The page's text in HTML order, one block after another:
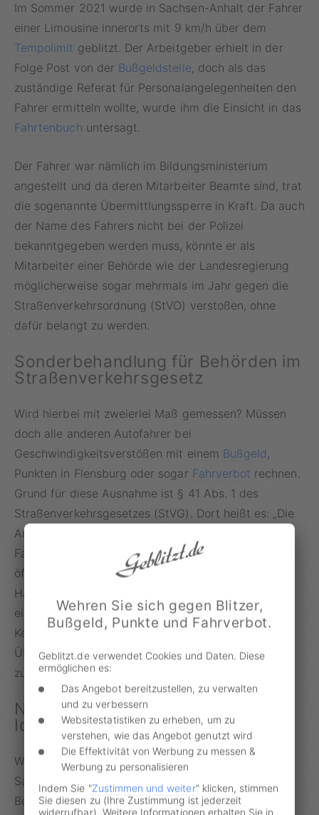
Im Sommer 2021 wurde in Sachsen-Anhalt der Fahrer
einer Limousine innerorts mit 9 km/h über dem
Tempolimit geblitzt. Der Arbeitgeber erhielt in der
Folge Post von der Bußgeldstelle, doch als das
zuständige Referat für Personalangelegenheiten den
Fahrer ermitteln wollte, wurde ihm die Einsicht in das
Fahrtenbuch untersagt.
Der Fahrer war nämlich im Bildungsministerium
angestellt und da deren Mitarbeiter Beamte sind, trat
die sogenannte Übermittlungssperre in Kraft. Da auch
der Name des Fahrers nicht bei der Polizei
bekanntgegeben werden muss, könnte er als
Mitarbeiter einer Behörde wie der Landesregierung
möglicherweise sogar mehrmals im Jahr gegen die
Straßenverkehrsordnung (StVO) verstoßen, ohne
dafür belangt zu werden.
Sonderbehandlung für Behörden im
Straßenverkehrsgesetz
Wird hierbei mit zweierlei Maß gemessen? Müssen
doch alle anderen Autofahrer bei
Geschwindigkeitsverstößen mit einem Bußgeld ,
Punkten in Flensburg oder sogar Fahrverbot rechnen.
Grund für diese Ausnahme ist § 41 Abs. 1 des
Straßenverkehrsgesetzes (StVG). Dort heißt es: „Die
Anordnung von Übermittlungssperren in den
Fahrzeugregistern ist zulässig, wenn erhebliche
öffentliche Interessen gegen die Offenbarung der
Halterdaten bestehen.“ Nur wenn laut Abs. 3 StVG
ein überwiegendes öffentliches Interesse an der
Kenntnis der gesperrten Daten besteht, ist die
Übermittlung trotz bestehender Sperre im Einzelfall
zulässig.
Nur das Innenministerium gibt die
Identität seiner Fahrer preis
Wie der MDR berichtet, war das Vorkommnis in
Sachsen-Anhalt kein Einzelfall. So äußerte sich zum
Beispiel das Umweltministerium auf Nachfrage: „Im
Wehren Sie sich gegen Blitzer,
Bußgeld, Punkte und Fahrverbot.
Geblitzt.de verwendet Cookies und Daten. Diese
ermöglichen es:
Das Angebot bereitzustellen, zu verwalten
und zu verbessern
Websitestatistiken zu erheben, um zu
verstehen, wie das Angebot genutzt wird
Die Effektivität von Werbung zu messen &
Werbung zu personalisieren
Indem Sie "Zustimmen und weiter" klicken, stimmen
Sie diesen zu (Ihre Zustimmung ist jederzeit
widerrufbar). Weitere Informationen erhalten Sie in